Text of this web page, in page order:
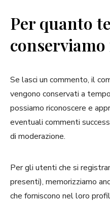
Per quanto
Se lasci un commento, il
vengono conservati a
possiamo riconoscere e
eventuali commenti
di moderazione.
Per gli utenti che si
presenti), memorizziamo
che forniscono nel loro